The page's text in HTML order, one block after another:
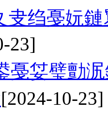
绉戞妧鏈
23]
戞姇璧勯
[2024-10-23]